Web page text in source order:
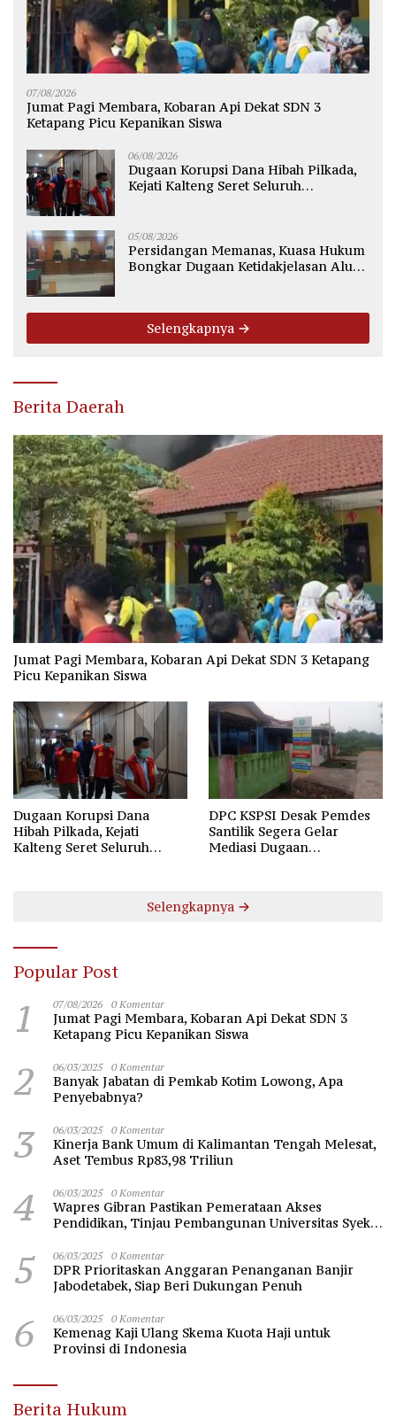
07/08/2026
Jumat Pagi Membara, Kobaran Api Dekat SDN 3
Ketapang Picu Kepanikan Siswa
06/08/2026
Dugaan Korupsi Dana Hibah Pilkada,
Kejati Kalteng Seret Seluruh
05/08/2026
Persidangan Memanas, Kuasa Hukum
Bongkar Dugaan Ketidakjelasan Alur
Selengkapnya
Berita Daerah
Jumat Pagi Membara, Kobaran Api Dekat SDN 3 Ketapang
Picu Kepanikan Siswa
Dugaan Korupsi Dana
Hibah Pilkada, Kejati
Kalteng Seret Seluruh
DPC KSPSI Desak Pemdes
Santilik Segera Gelar
Mediasi Dugaan
Selengkapnya
Popular Post
1 07/08/2026 0 Komentar
Jumat Pagi Membara, Kobaran Api Dekat SDN 3
Ketapang Picu Kepanikan Siswa
2 06/03/2025 0 Komentar
Banyak Jabatan di Pemkab Kotim Lowong, Apa
Penyebabnya?
3 06/03/2025 0 Komentar
Kinerja Bank Umum di Kalimantan Tengah Melesat,
Aset Tembus Rp83,98 Triliun
4 06/03/2025 0 Komentar
Wapres Gibran Pastikan Pemerataan Akses
Pendidikan, Tinjau Pembangunan Universitas Syekh
5 06/03/2025 0 Komentar
DPR Prioritaskan Anggaran Penanganan Banjir
Jabodetabek, Siap Beri Dukungan Penuh
6 06/03/2025 0 Komentar
Kemenag Kaji Ulang Skema Kuota Haji untuk
Provinsi di Indonesia
Berita Hukum